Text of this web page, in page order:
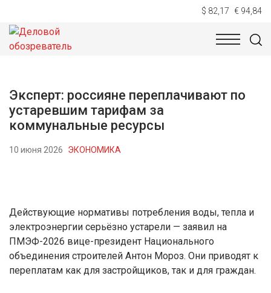
$ 82,17 € 94,84
НОВОСТИ
Эксперт: россияне переплачивают по
устаревшим тарифам за
коммунальные ресурсы
10 июня 2026 ЭКОНОМИКА
Действующие нормативы потребления воды, тепла и
электроэнергии серьёзно устарели — заявил на
ПМЭФ-2026 вице-президент Национального
объединения строителей Антон Мороз. Они приводят к
переплатам как для застройщиков, так и для граждан.